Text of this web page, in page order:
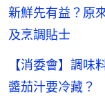
新鮮先有益？原
及烹調貼士
【消委會】調
醬茄汁要冷藏？